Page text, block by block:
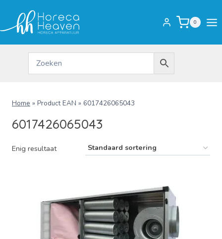
inhoud
0
Home » Product EAN » 6017426065043
6017426065043
Enig resultaat